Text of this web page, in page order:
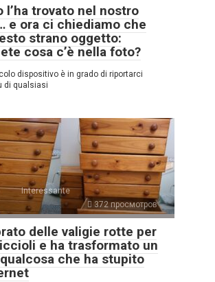
l’ha trovato nel nostro
e ora ci chiediamo che
strano oggetto:
cosa c’è nella foto?
dispositivo è in grado di riportarci
di qualsiasi
Interessante
372 просмотров
delle valigie rotte per
e ha trasformato un
che ha stupito